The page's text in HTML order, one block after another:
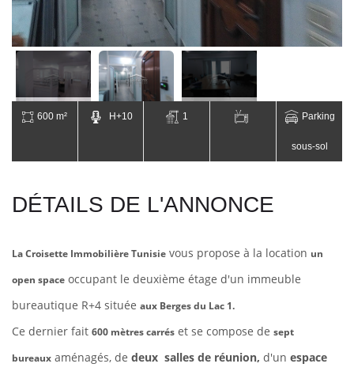
600 m² H+10 1 Parking
sous-sol
DÉTAILS DE L'ANNONCE
La Croisette Immobilière Tunisie vous propose à la location un
open space occupant le deuxième étage d'un immeuble
bureautique R+4 située aux Berges du Lac 1.
Ce dernier fait 600 mètres carrés et se compose de sept
bureaux aménagés, de deux salles de réunion, d'un espace